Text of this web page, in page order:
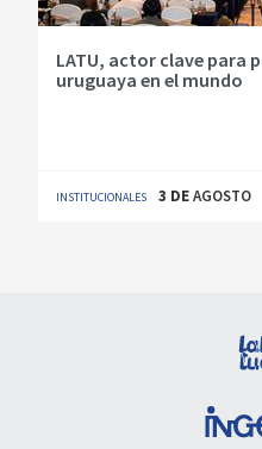
LATU, actor clave para
uruguaya en el mundo
INSTITUCIONALES 3 DEAGOSTO